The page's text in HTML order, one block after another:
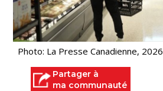
Photo: La Presse Canadienne, 2026
Partager à
ma communauté